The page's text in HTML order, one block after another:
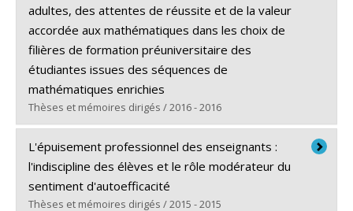
Cycle :Doctorat
Diplôme obtenu :Ph. D.
Lien vers le document dans Papyrus
adultes, des attentes de réussite et de la valeur
accordée aux mathématiques dans les choix de
filières de formation préuniversitaire des
étudiantes issues des séquences de
mathématiques enrichies
Thèses et mémoires dirigés / 2016 - 2016
Diplômé(e) :Bergeron, Julie
Cycle :Doctorat
Diplôme obtenu :Ph. D.
Lien vers le document dans Papyrus
L'épuisement professionnel des enseignants :
l'indiscipline des élèves et le rôle modérateur du
sentiment d'autoefficacité
Thèses et mémoires dirigés / 2015 - 2015